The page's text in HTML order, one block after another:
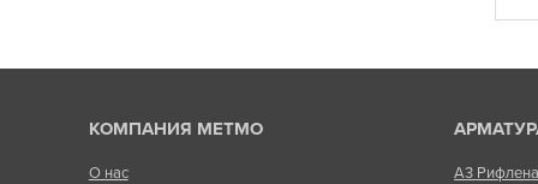
КОМПАНИЯ МЕТМО
О нас
А3